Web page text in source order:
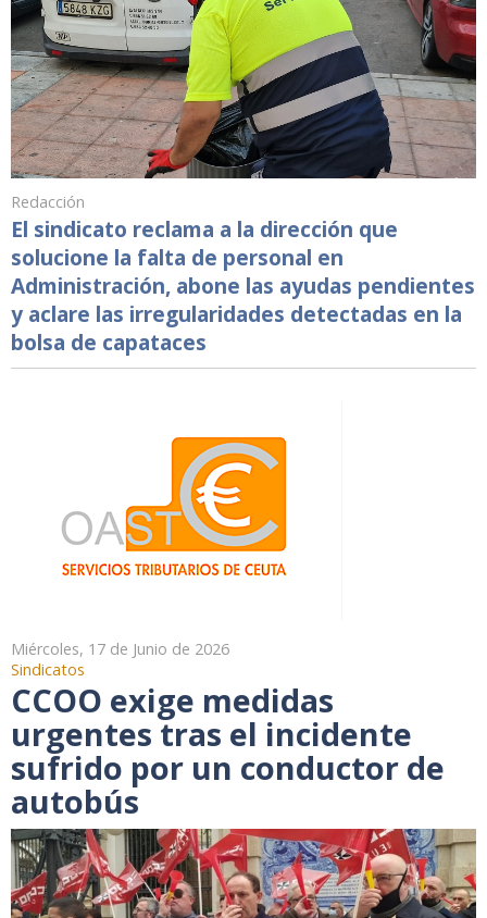
Redacción
El sindicato reclama a la dirección que
solucione la falta de personal en
Administración, abone las ayudas pendientes
y aclare las irregularidades detectadas en la
bolsa de capataces
Miércoles, 17 de Junio de 2026
Sindicatos
CCOO exige medidas
urgentes tras el incidente
sufrido por un conductor de
autobús